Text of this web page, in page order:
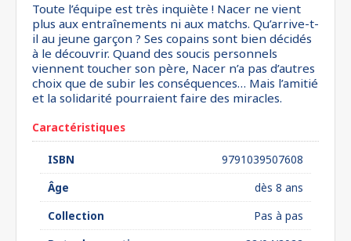
Toute l’équipe est très inquiète ! Nacer ne vient
plus aux entraînements ni aux matchs. Qu’arrive-t-
il au jeune garçon ? Ses copains sont bien décidés
à le découvrir. Quand des soucis personnels
viennent toucher son père, Nacer n’a pas d’autres
choix que de subir les conséquences… Mais l’amitié
et la solidarité pourraient faire des miracles.
Caractéristiques
ISBN
9791039507608
Âge
dès 8 ans
Collection
Pas à pas